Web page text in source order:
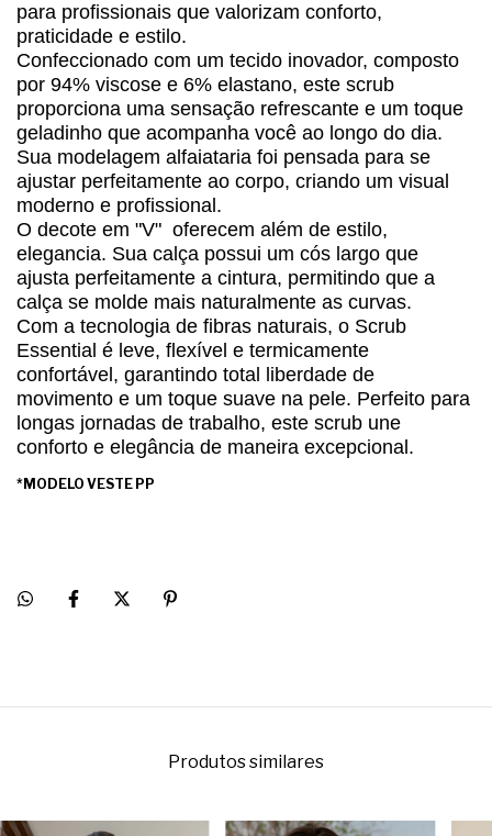
para profissionais que valorizam conforto,
praticidade e estilo.
Confeccionado com um tecido inovador, composto
por 94% viscose e 6% elastano, este scrub
proporciona uma sensação refrescante e um toque
geladinho que acompanha você ao longo do dia.
Sua modelagem alfaiataria foi pensada para se
ajustar perfeitamente ao corpo, criando um visual
moderno e profissional.
O decote em "V" oferecem além de estilo,
elegancia. Sua calça possui um cós largo que
ajusta perfeitamente a cintura, permitindo que a
calça se molde mais naturalmente as curvas.
Com a tecnologia de fibras naturais, o Scrub
Essential é leve, flexível e termicamente
confortável, garantindo total liberdade de
movimento e um toque suave na pele. Perfeito para
longas jornadas de trabalho, este scrub une
conforto e elegância de maneira excepcional.
*MODELO VESTE PP
Produtos similares